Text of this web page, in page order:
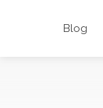
Blog